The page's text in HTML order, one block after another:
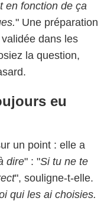
en fonction de ça
" Une préparation
dans les
la question,
eu
un point : elle a
dire" : "Si tu ne te
", souligne-t-elle.
qui les ai choisies.